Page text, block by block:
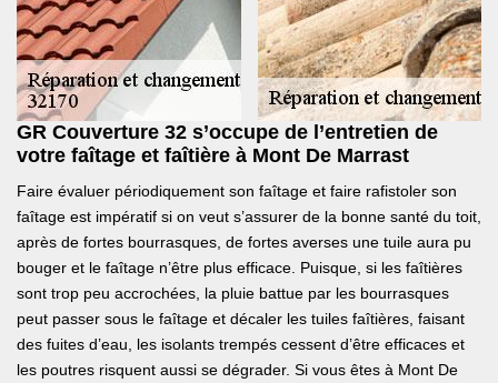
GR Couverture 32 s’occupe de l’entretien de
votre faîtage et faîtière à Mont De Marrast
Faire évaluer périodiquement son faîtage et faire rafistoler son
faîtage est impératif si on veut s’assurer de la bonne santé du toit,
après de fortes bourrasques, de fortes averses une tuile aura pu
bouger et le faîtage n’être plus efficace. Puisque, si les faîtières
sont trop peu accrochées, la pluie battue par les bourrasques
peut passer sous le faîtage et décaler les tuiles faîtières, faisant
des fuites d’eau, les isolants trempés cessent d’être efficaces et
les poutres risquent aussi se dégrader. Si vous êtes à Mont De